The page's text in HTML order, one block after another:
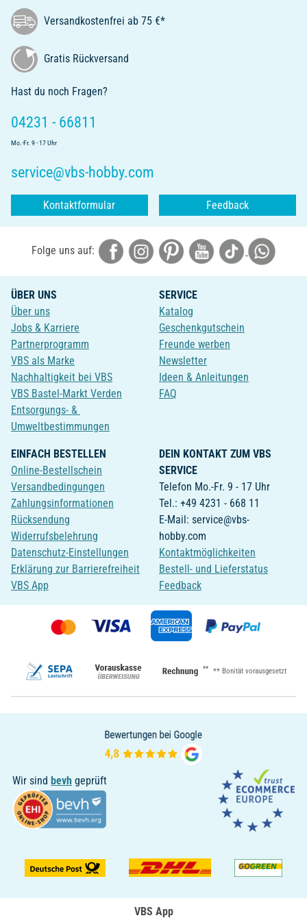
Versandkostenfrei ab 75 €*
Gratis Rückversand
Hast du noch Fragen?
04231 - 66811
Mo.-Fr. 9 - 17 Uhr
service@vbs-hobby.com
Kontaktformular Feedback
Folge uns auf:
ÜBER UNS
Über uns
Jobs & Karriere
Partnerprogramm
VBS als Marke
Nachhaltigkeit bei VBS
VBS Bastel-Markt Verden
Entsorgungs- &
Umweltbestimmungen
SERVICE
Katalog
Geschenkgutschein
Freunde werben
Newsletter
Ideen & Anleitungen
FAQ
EINFACH BESTELLEN
Online-Bestellschein
Versandbedingungen
Zahlungsinformationen
Rücksendung
Widerrufsbelehrung
Datenschutz-Einstellungen
Erklärung zur Barrierefreiheit
VBS App
DEIN KONTAKT ZUM VBS
SERVICE
Telefon Mo.-Fr. 9 - 17 Uhr
Tel.: +49 4231 - 668 11
E-Mail: service@vbs-
hobby.com
Kontaktmöglichkeiten
Bestell- und Lieferstatus
Feedback
** ** Bonität vorausgesetzt
Wir sind bevh geprüft
VBS App